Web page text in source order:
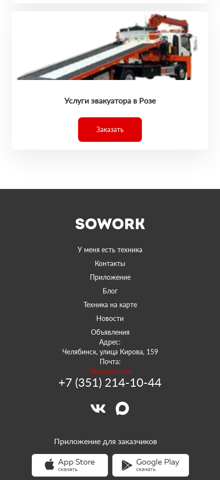
Услуги эвакуатора в Розе
Заказать
У меня есть техника
Контакты
Приложение
Блог
Техника на карте
Новости
Объявления
Адрес:
Челябинск, улица Кирова, 159
Почта:
74@sowork.ru
+7 (351) 214-10-44
Приложение для заказчиков